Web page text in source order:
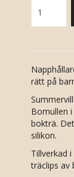
rätt på
Bomullen
bokträ.
silikon.
Tillverkad
träclips av